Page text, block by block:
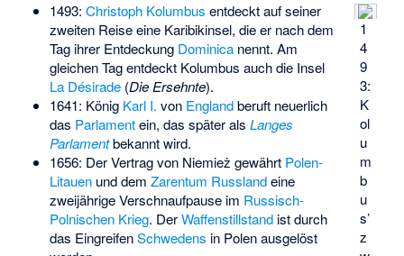
1
4
9
3:
K
ol
u
m
b
u
s’
z
1493: Christoph Kolumbus entdeckt auf seiner
zweiten Reise eine Karibikinsel, die er nach dem
Tag ihrer Entdeckung Dominicanennt. Am
gleichen Tag entdeckt Kolumbus auch die Insel
La Désirade(Die Ersehnte).
1641: König Karl I. von Englandberuft neuerlich
das Parlamentein, das später als Langes
Parlamentbekannt wird.
1656: DerVertrag von Niemież gewährt Polen-
Litauenund dem Zarentum Russlandeine
zweijährige Verschnaufpause im Russisch-
Polnischen Krieg. DerWaffenstillstandist durch
das EingreifenSchwedens in Polen ausgelöst